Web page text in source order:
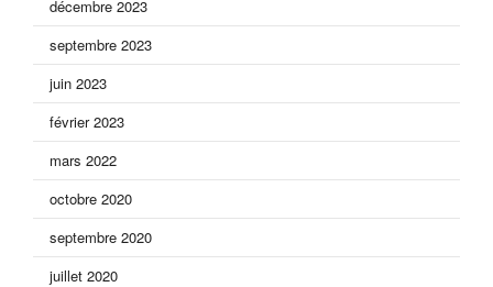
décembre 2023
septembre 2023
juin 2023
février 2023
mars 2022
octobre 2020
septembre 2020
juillet 2020